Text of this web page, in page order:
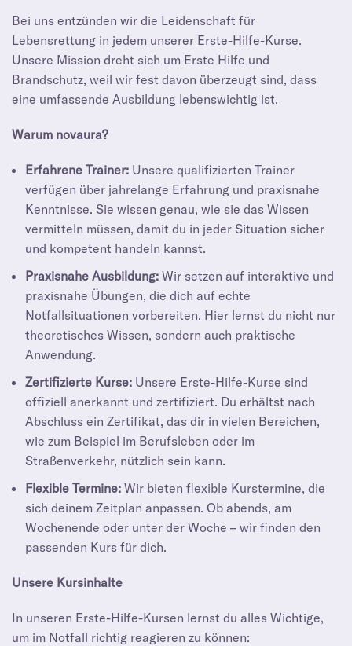
Bei uns entzünden wir die Leidenschaft für
Lebensrettung in jedem unserer Erste-Hilfe-Kurse.
Unsere Mission dreht sich um Erste Hilfe und
Brandschutz, weil wir fest davon überzeugt sind, dass
eine umfassende Ausbildung lebenswichtig ist.
Warum novaura?
Erfahrene Trainer: Unsere qualifizierten Trainer
verfügen über jahrelange Erfahrung und praxisnahe
Kenntnisse. Sie wissen genau, wie sie das Wissen
vermitteln müssen, damit du in jeder Situation sicher
und kompetent handeln kannst.
Praxisnahe Ausbildung: Wir setzen auf interaktive und
praxisnahe Übungen, die dich auf echte
Notfallsituationen vorbereiten. Hier lernst du nicht nur
theoretisches Wissen, sondern auch praktische
Anwendung.
Zertifizierte Kurse: Unsere Erste-Hilfe-Kurse sind
offiziell anerkannt und zertifiziert. Du erhältst nach
Abschluss ein Zertifikat, das dir in vielen Bereichen,
wie zum Beispiel im Berufsleben oder im
Straßenverkehr, nützlich sein kann.
Flexible Termine: Wir bieten flexible Kurstermine, die
sich deinem Zeitplan anpassen. Ob abends, am
Wochenende oder unter der Woche – wir finden den
passenden Kurs für dich.
Unsere Kursinhalte
In unseren Erste-Hilfe-Kursen lernst du alles Wichtige,
um im Notfall richtig reagieren zu können: